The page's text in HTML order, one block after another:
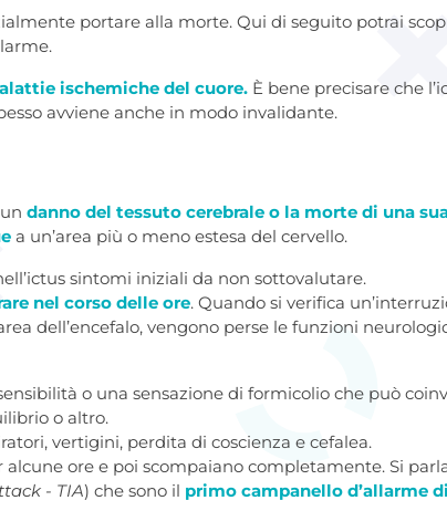
portare alla morte. Qui di seguito potrai
ischemiche del cuore. È bene precisare che
avviene anche in modo invalidante.
danno del tessuto cerebrale o la morte di una
a un’area più o meno estesa del cervello.
sintomi iniziali da non sottovalutare.
nel corso delle ore. Quando si verifica
dell’encefalo, vengono perse le funzioni
o una sensazione di formicolio che può
o altro.
vertigini, perdita di coscienza e cefalea.
ore e poi scompaiano completamente. Si
- TIA) che sono il primo campanello d’allarme